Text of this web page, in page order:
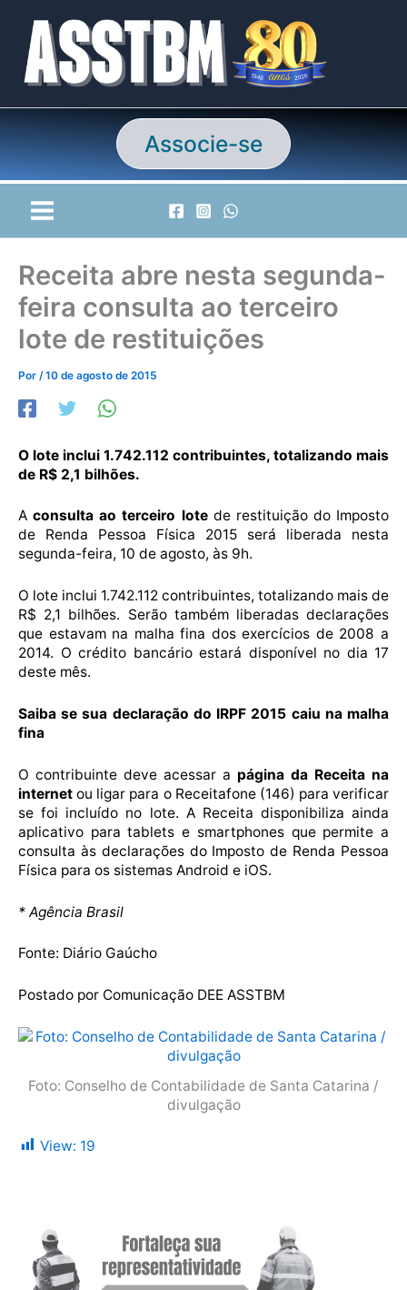
conteúdo
Associe-se
Receita abre nesta segunda-
feira consulta ao terceiro
lote de restituições
Por /10 de agosto de 2015
O lote inclui 1.742.112 contribuintes, totalizando mais
de R$ 2,1 bilhões.
Aconsulta ao terceiro lotede restituição do Imposto
de Renda Pessoa Física 2015 será liberada nesta
segunda-feira, 10 de agosto, às 9h.
O lote inclui 1.742.112 contribuintes, totalizando mais de
R$ 2,1 bilhões. Serão também liberadas declarações
que estavam na malha fina dos exercícios de 2008 a
2014. O crédito bancário estará disponível no dia 17
deste mês.
Saiba se sua declaração do IRPF 2015 caiu na malha
fina
O contribuinte deve acessar a página da Receita na
internet ou ligar para o Receitafone (146) para verificar
se foi incluído no lote. A Receita disponibiliza ainda
aplicativo para tablets e smartphones que permite a
consulta às declarações do Imposto de Renda Pessoa
Física para os sistemas Android e iOS.
* Agência Brasil
Fonte: Diário Gaúcho
Postado por Comunicação DEE ASSTBM
Foto: Conselho de Contabilidade de Santa Catarina /
divulgação
View: 19